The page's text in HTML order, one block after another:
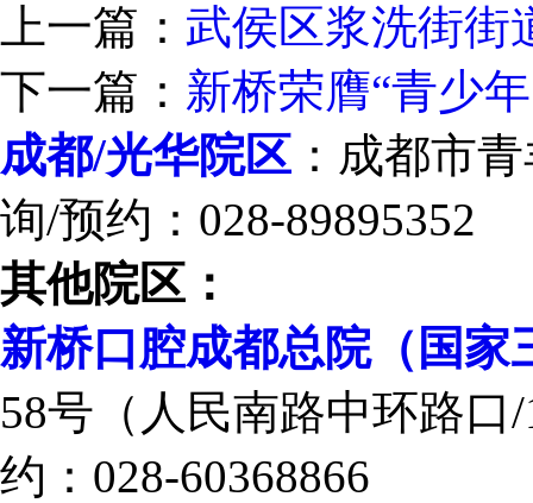
上一篇： 武侯区浆洗街街
下一篇： 新桥荣膺“青少
成都/光华院区 ：成都市
询/预约：028-89895352
其他院区：
新桥口腔成都总院（国家
58号（人民南路中环路
约：028-60368866